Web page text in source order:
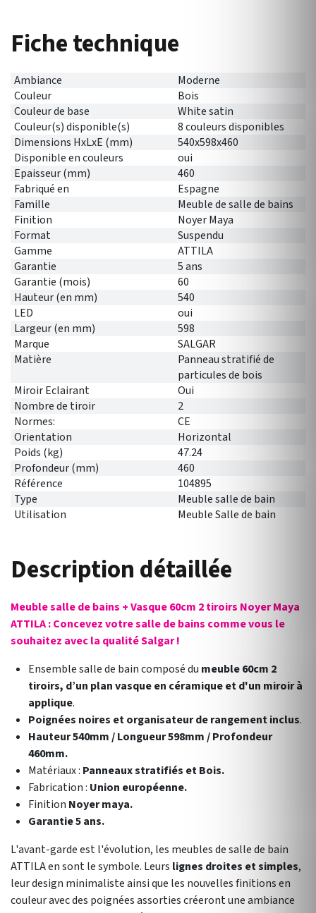
Fiche technique
Ambiance
Moderne
Couleur
Bois
Couleur de base
White satin
Couleur(s) disponible(s)
8 couleurs disponibles
Dimensions HxLxE (mm)
540x598x460
Disponible en couleurs
oui
Epaisseur (mm)
460
Fabriqué en
Espagne
Famille
Meuble de salle de bains
Finition
Noyer Maya
Format
Suspendu
Gamme
ATTILA
Garantie
5 ans
Garantie (mois)
60
Hauteur (en mm)
540
LED
oui
Largeur (en mm)
598
Marque
SALGAR
Matière
Panneau stratifié de
particules de bois
Miroir Eclairant
Oui
Nombre de tiroir
2
Normes:
CE
Orientation
Horizontal
Poids (kg)
47.24
Profondeur (mm)
460
Référence
104895
Type
Meuble salle de bain
Utilisation
Meuble Salle de bain
Description détaillée
Meuble salle de bains + Vasque 60cm 2 tiroirs Noyer Maya
ATTILA : Concevez votre salle de bains comme vous le
souhaitez avec la qualité Salgar !
Ensemble salle de bain composé du meuble 60cm 2
tiroirs, d’un plan vasque en céramique et d'un miroir à
applique.
Poignées noires et organisateur de rangement inclus.
Hauteur 540mm / Longueur 598mm / Profondeur
460mm.
Matériaux : Panneaux stratifiés et Bois.
Fabrication : Union européenne.
Finition Noyer maya.
Garantie 5 ans.
L'avant-garde est l'évolution, les meubles de salle de bain
ATTILA en sont le symbole. Leurs lignes droites et simples,
leur design minimaliste ainsi que les nouvelles finitions en
couleur avec des poignées assorties créeront une ambiance